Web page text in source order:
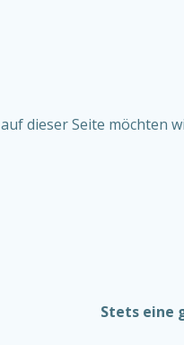
auf dieser Seite möchten
Stets eine